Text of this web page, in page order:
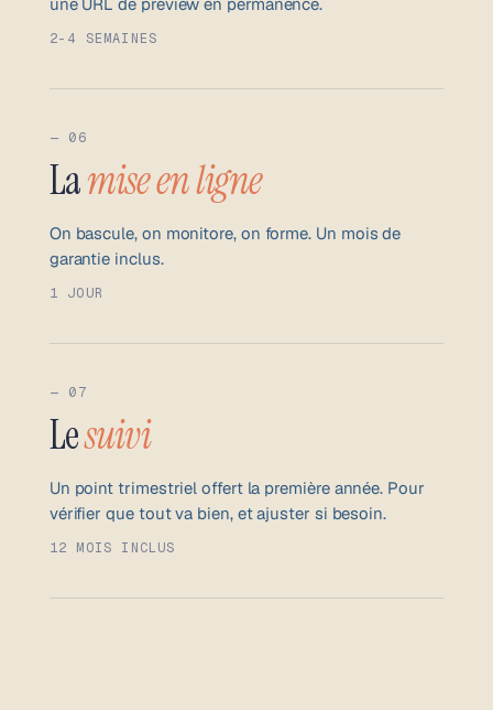
2-4 SEMAINES
— 06
Lamise en ligne
On bascule, on monitore, on forme. Un mois de
garantie inclus.
1 JOUR
— 07
Lesuivi
Un point trimestriel offert la première année. Pour
vérifier que tout va bien, et ajuster si besoin.
12 MOIS INCLUS